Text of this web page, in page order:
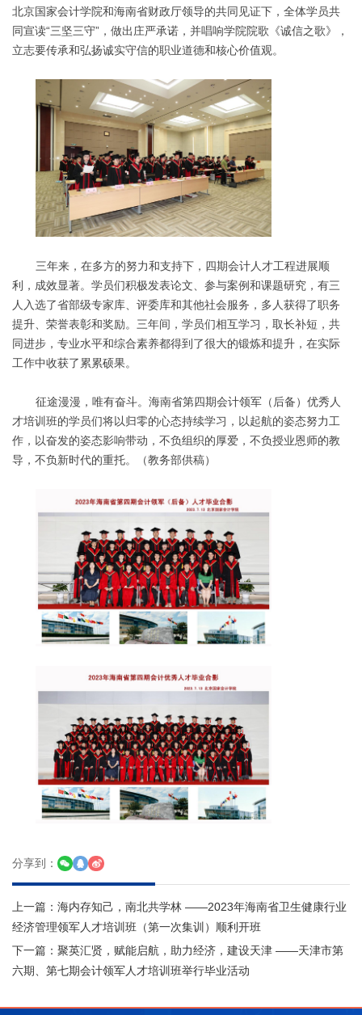
北京国家会计学院和海南省财政厅领导的共同见证下，全体学员共
同宣读“三坚三守”，做出庄严承诺，并唱响学院院歌《诚信之歌》，
立志要传承和弘扬诚实守信的职业道德和核心价值观。
三年来，在多方的努力和支持下，四期会计人才工程进展顺
利，成效显著。学员们积极发表论文、参与案例和课题研究，有三
人入选了省部级专家库、评委库和其他社会服务，多人获得了职务
提升、荣誉表彰和奖励。三年间，学员们相互学习，取长补短，共
同进步，专业水平和综合素养都得到了很大的锻炼和提升，在实际
工作中收获了累累硕果。
征途漫漫，唯有奋斗。海南省第四期会计领军（后备）优秀人
才培训班的学员们将以归零的心态持续学习，以起航的姿态努力工
作，以奋发的姿态影响带动，不负组织的厚爱，不负授业恩师的教
导，不负新时代的重托。（教务部供稿）
分享到：
上一篇： 海内存知己，南北共学林 ——2023年海南省卫生健康行业
经济管理领军人才培训班（第一次集训）顺利开班
下一篇： 聚英汇贤，赋能启航，助力经济，建设天津 ——天津市第
六期、第七期会计领军人才培训班举行毕业活动